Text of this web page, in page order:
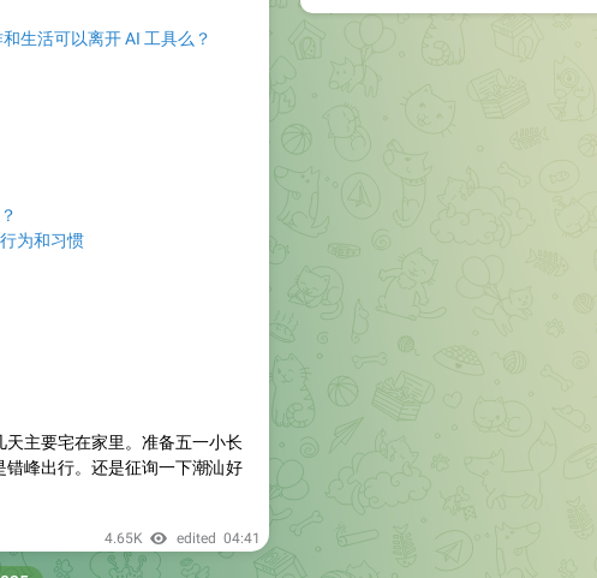
生活可以离开 AI 工具么？
为和习惯
主要宅在家里。准备五一小长
峰出行。还是征询一下潮汕好
4.65K edited 04:41